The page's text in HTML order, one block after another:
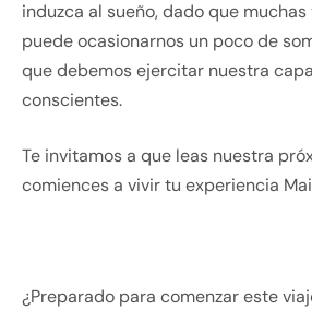
induzca al sueño, dado que
puede ocasionarnos un poco de
que debemos ejercitar nuestra
conscientes.
Te invitamos a que leas nuestra
comiences a vivir tu experiencia
¿Preparado para comenzar este